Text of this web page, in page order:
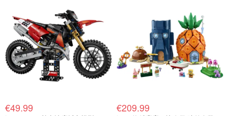
€49.99 €209.99